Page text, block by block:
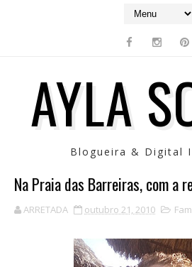
AYLA
Blogueira & Digital
Na Praia das Barreiras, com a
ARRETADA outubro 21, 2010